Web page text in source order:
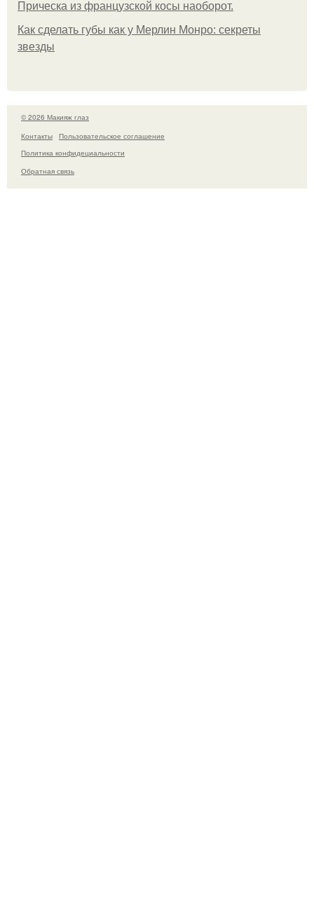
Прическа из французской косы наоборот.
Как сделать губы как у Мерлин Монро: секреты
звезды
© 2026 Макияж глаз
Контакты
Пользовательское соглашение
Политика конфидециальности
Обратная связь